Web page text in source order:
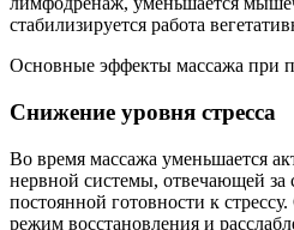
стабилизируется работа
Основные эффекты массажа при
Снижение уровня стресса
Во время массажа уменьшается
нервной системы, отвечающей за
постоянной готовности к
режим восстановления и